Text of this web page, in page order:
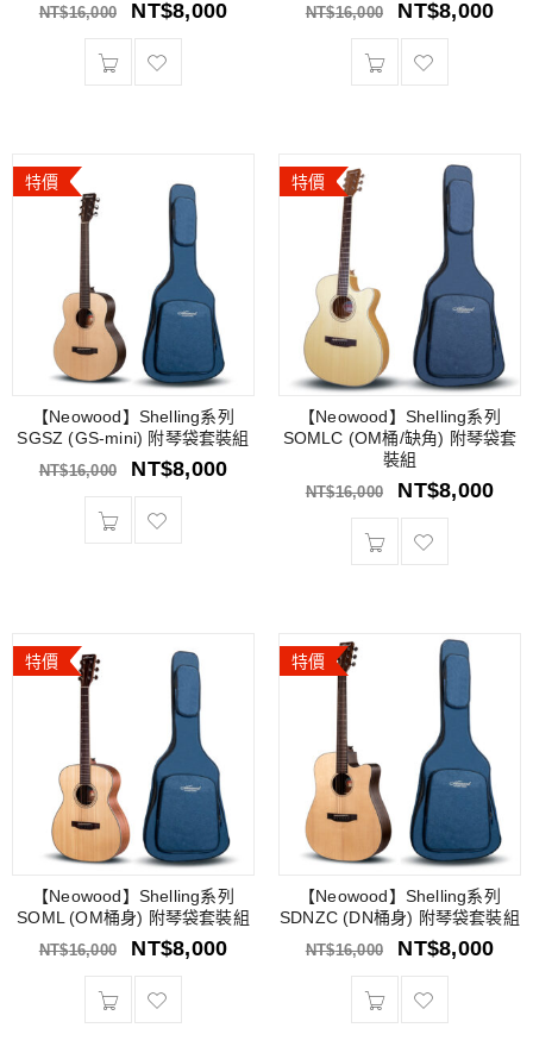
NT$16,000 NT$8,000 NT$16,000 NT$8,000
特價
【Neowood】Shelling系列
SGSZ (GS-mini) 附琴袋套裝組
NT$16,000 NT$8,000
特價
【Neowood】Shelling系列
SOMLC (OM桶/缺角) 附琴袋套
裝組
NT$16,000 NT$8,000
特價
【Neowood】Shelling系列
SOML (OM桶身) 附琴袋套裝組
NT$16,000 NT$8,000
特價
【Neowood】Shelling系列
SDNZC (DN桶身) 附琴袋套裝組
NT$16,000 NT$8,000